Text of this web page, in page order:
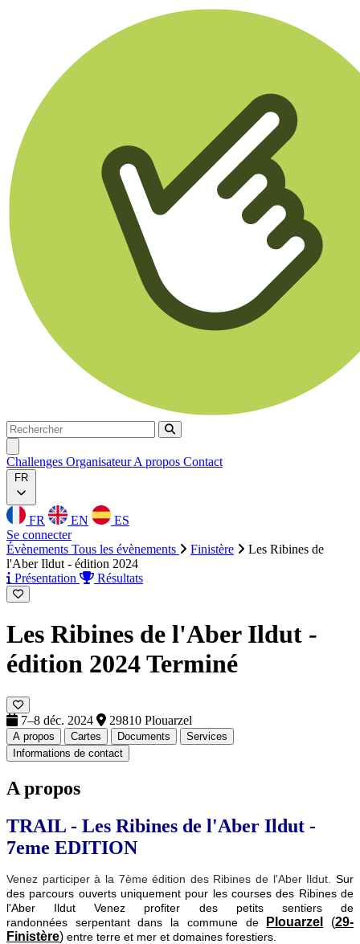
Rechercher
Rechercher
Challenges OrganisateurA propos Contact
FR
FR EN
ES
Se connecter
Évènements Tous les évènements Finistère
Les Ribines de
l'Aber Ildut - édition 2024
Présentation
Résultats
Les Ribines de l'Aber Ildut -
édition 2024Terminé
7–8 déc. 2024 29810 Plouarzel
A propos Cartes Documents
Services
Informations de contact
A propos
TRAIL - Les Ribines de l'Aber Ildut -
7eme EDITION
Venez participer à la 7ème édition des Ribines de l'Aber Ildut. Sur
des parcours ouverts uniquement pour les courses des Ribines de
l'Aber Ildut Venez profiter des petits sentiers de
randonnées serpentant dans la commune de
Plouarzel (29-
Finistère) entre terre et mer et domaines forestiers.